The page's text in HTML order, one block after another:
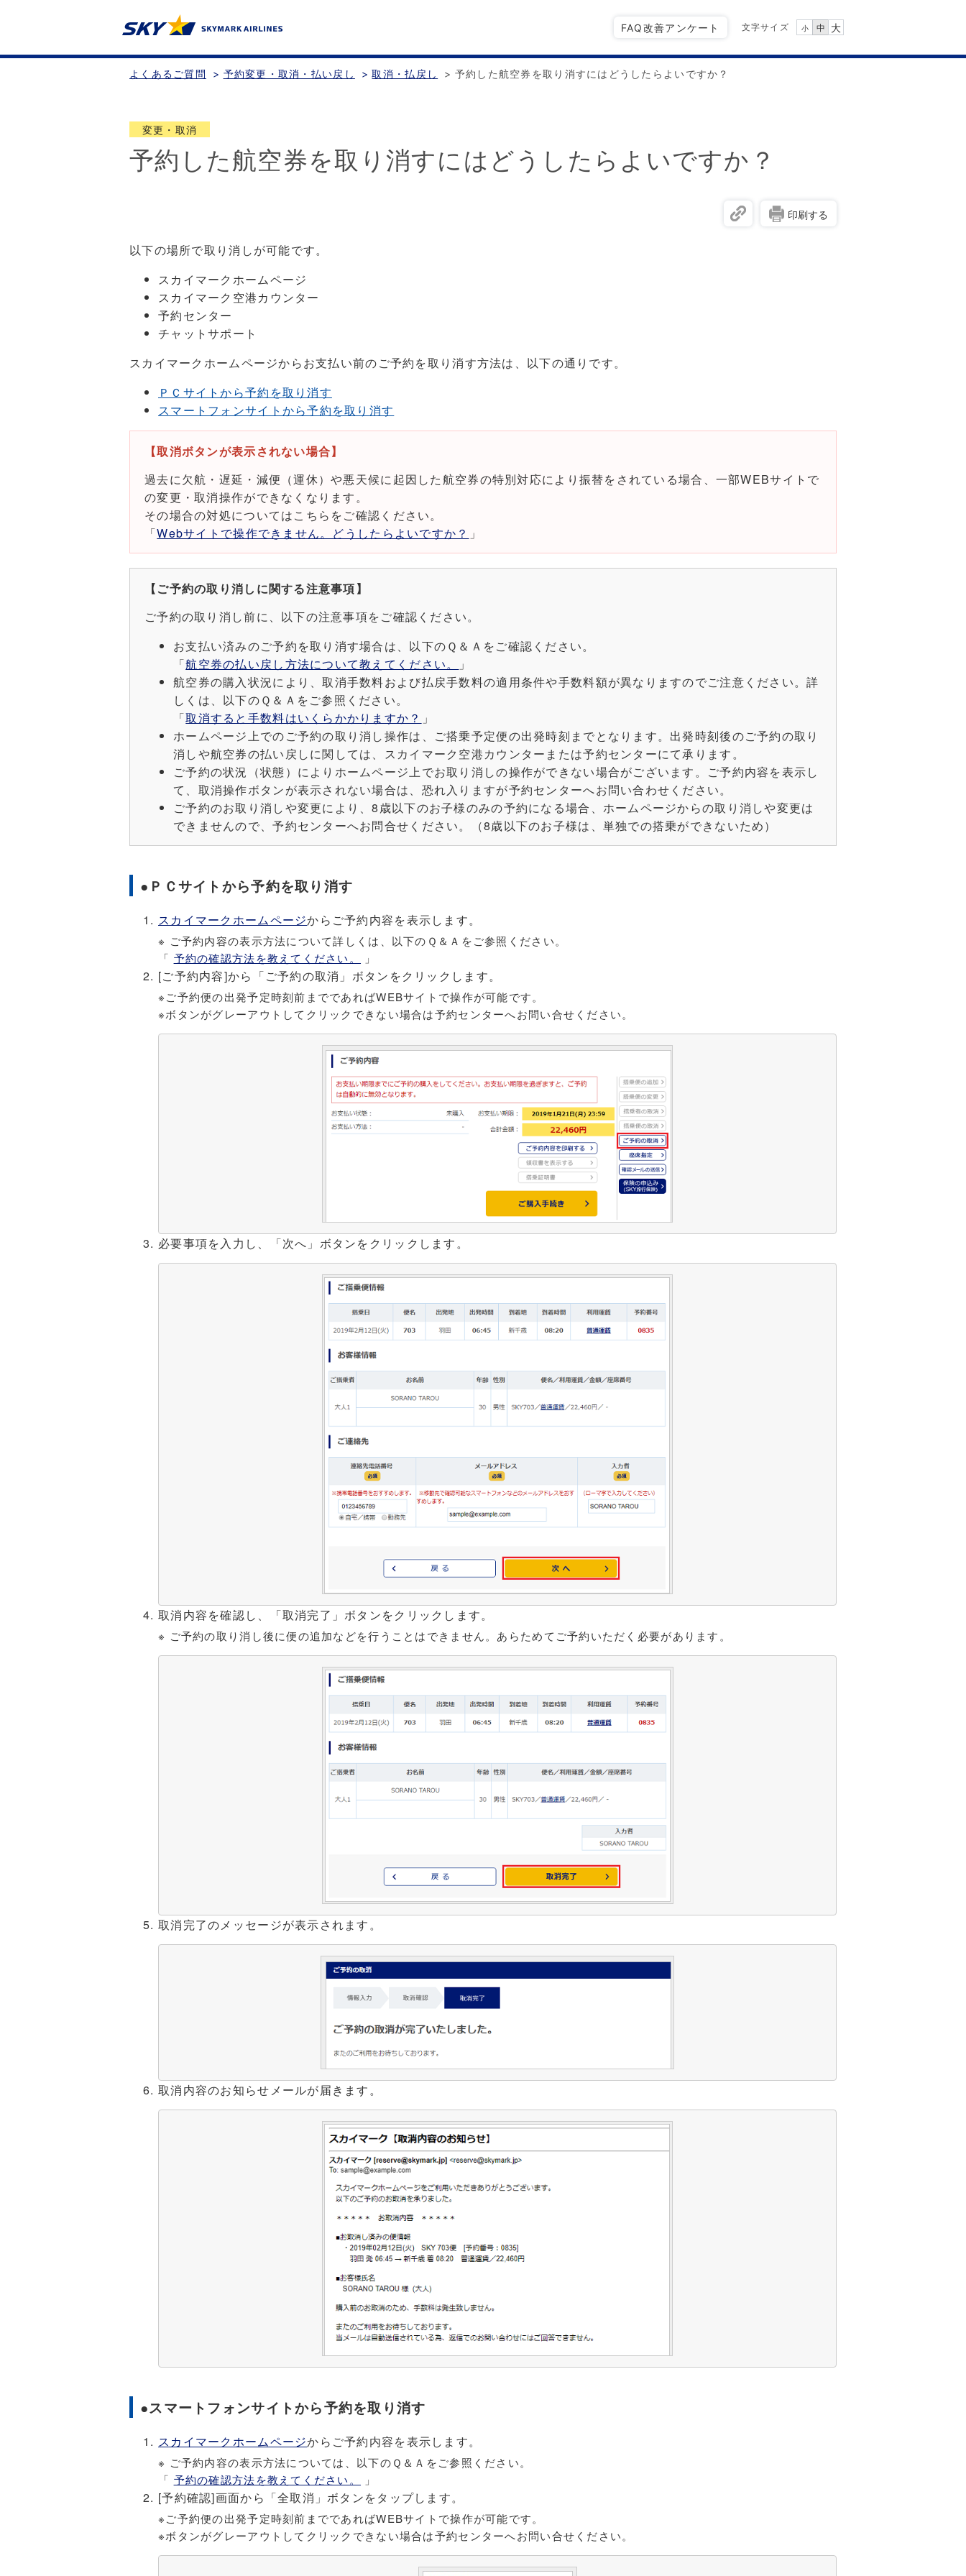
FAQ改善アンケート 文字サイズ 小 中 大
よくあるご質問 > 予約変更・取消・払い戻し > 取消・払戻し > 予約した航空券を取り消すにはどうしたらよいですか？
変更・取消
予約した航空券を取り消すにはどうしたらよいですか？
印刷する
以下の場所で取り消しが可能です。
スカイマークホームページ
スカイマーク空港カウンター
予約センター
チャットサポート
スカイマークホームページからお支払い前のご予約を取り消す方法は、以下の通りです。
ＰＣサイトから予約を取り消す
スマートフォンサイトから予約を取り消す
【取消ボタンが表示されない場合】
過去に欠航・遅延・減便（運休）や悪天候に起因した航空券の特別対応により振替をされている場合、一部WEBサイトで
の変更・取消操作ができなくなります。
その場合の対処についてはこちらをご確認ください。
「Webサイトで操作できません。どうしたらよいですか？ 」
【ご予約の取り消しに関する注意事項】
ご予約の取り消し前に、以下の注意事項をご確認ください。
お支払い済みのご予約を取り消す場合は、以下のＱ＆Ａをご確認ください。
「航空券の払い戻し方法について教えてください。
」
航空券の購入状況により、取消手数料および払戻手数料の適用条件や手数料額が異なりますのでご注意ください。詳
しくは、以下のＱ＆Ａをご参照ください。
「取消すると手数料はいくらかかりますか？ 」
ホームページ上でのご予約の取り消し操作は、ご搭乗予定便の出発時刻までとなります。出発時刻後のご予約の取り
消しや航空券の払い戻しに関しては、スカイマーク空港カウンターまたは予約センターにて承ります。
ご予約の状況（状態）によりホームページ上でお取り消しの操作ができない場合がございます。ご予約内容を表示し
て、取消操作ボタンが表示されない場合は、恐れ入りますが予約センターへお問い合わせください。
ご予約のお取り消しや変更により、8歳以下のお子様のみの予約になる場合、ホームページからの取り消しや変更は
できませんので、予約センターへお問合せください。（8歳以下のお子様は、単独での搭乗ができないため）
●ＰＣサイトから予約を取り消す
スカイマークホームページからご予約内容を表示します。
※ ご予約内容の表示方法について詳しくは、以下のＱ＆Ａをご参照ください。
「 予約の確認方法を教えてください。 」
[ご予約内容]から「ご予約の取消」ボタンをクリックします。
※ご予約便の出発予定時刻前までであればWEBサイトで操作が可能です。
※ボタンがグレーアウトしてクリックできない場合は予約センターへお問い合せください。
必要事項を入力し、「次へ」ボタンをクリックします。
取消内容を確認し、「取消完了」ボタンをクリックします。
※ ご予約の取り消し後に便の追加などを行うことはできません。あらためてご予約いただく必要があります。
取消完了のメッセージが表示されます。
取消内容のお知らせメールが届きます。
●スマートフォンサイトから予約を取り消す
スカイマークホームページからご予約内容を表示します。
※ ご予約内容の表示方法については、以下のＱ＆Ａをご参照ください。
「 予約の確認方法を教えてください。 」
[予約確認]画面から「全取消」ボタンをタップします。
※ご予約便の出発予定時刻前までであればWEBサイトで操作が可能です。
※ボタンがグレーアウトしてクリックできない場合は予約センターへお問い合せください。